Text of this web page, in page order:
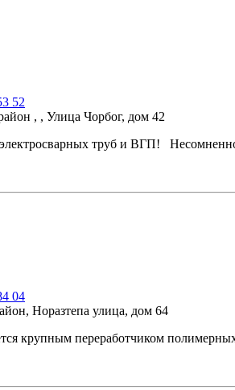
52
, , Улица Чорбог, дом 42
электросварных труб и ВГП!
04
Норазтепа улица, дом 64
переработчиком